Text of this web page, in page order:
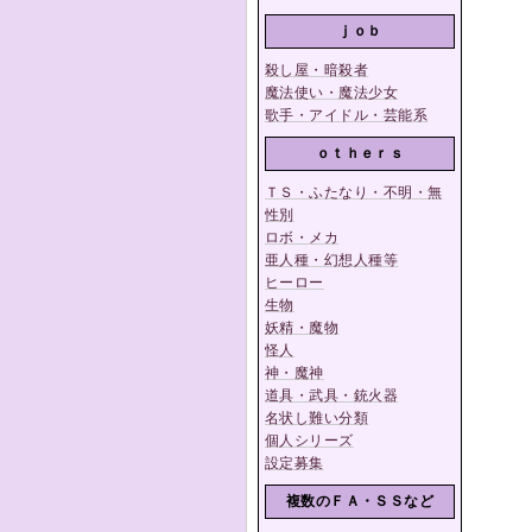
ｊｏｂ
殺し屋・暗殺者
魔法使い・魔法少女
歌手・アイドル・芸能系
ｏｔｈｅｒｓ
ＴＳ・ふたなり・不明・無
性別
ロボ・メカ
亜人種・幻想人種等
ヒーロー
生物
妖精・魔物
怪人
神・魔神
道具・武具・銃火器
名状し難い分類
個人シリーズ
設定募集
複数のＦＡ・ＳＳなど